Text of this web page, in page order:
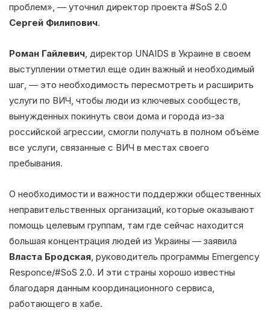
проблем», — уточнил директор проекта #SoS 2.0
Сергей Филипович.
Роман Гайлевич , директор UNAIDS в Украине в своем
выступлении отметил еще один важный и необходимый
шаг, — это необходимость пересмотреть и расширить
услуги по ВИЧ, чтобы люди из ключевых сообществ,
вынужденных покинуть свои дома и города из-за
российской агрессии, смогли получать в полном объёме
все услуги, связанные с ВИЧ в местах своего
пребывания.
О необходимости и важности поддержки общественных
неправительственных организаций, которые оказывают
помощь целевым группам, там где сейчас находится
большая концентрация людей из Украины — заявила
Власта Бродская , руководитель программы Emergency
Responce/#SoS 2.0. И эти страны хорошо известны
благодаря данным координационного сервиса,
работающего в хабе.